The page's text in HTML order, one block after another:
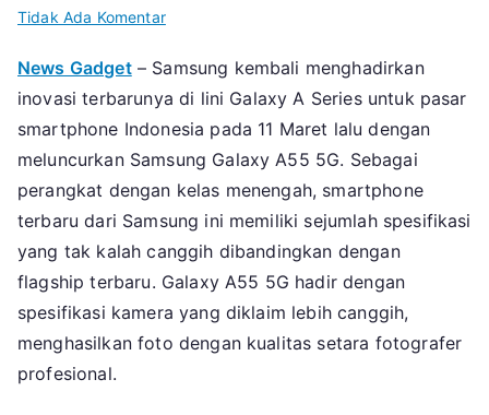
Tidak Ada Komentarpada
Galaxy
A55
5G
Hadir
Dengan
Yang
Lebih
Canggih
News Gadget– Samsung kembali menghadirkan
inovasi terbarunya di lini Galaxy A Series untuk pasar
smartphone Indonesia pada 11 Maret lalu dengan
meluncurkan Samsung Galaxy A55 5G. Sebagai
perangkat dengan kelas menengah, smartphone
terbaru dari Samsung ini memiliki sejumlah spesifikasi
yang tak kalah canggih dibandingkan dengan
flagship terbaru. Galaxy A55 5G hadir dengan
spesifikasi kamera yang diklaim lebih canggih,
menghasilkan foto dengan kualitas setara fotografer
profesional.